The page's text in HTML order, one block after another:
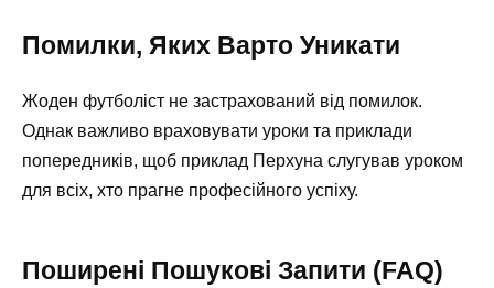
Помилки, Яких Варто Уникати
Жоден футболіст не застрахований від помилок.
Однак важливо враховувати уроки та приклади
попередників, щоб приклад Перхуна слугував уроком
для всіх, хто прагне професійного успіху.
Поширені Пошукові Запити (FAQ)